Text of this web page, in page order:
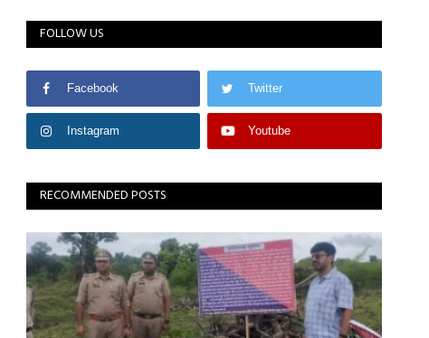
FOLLOW US
Facebook Twitter
Instagram Youtube
RECOMMENDED POSTS